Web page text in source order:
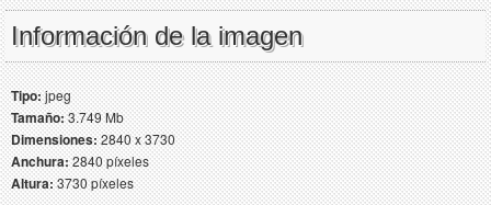
Información de la imagen
Tipo:jpeg
Tamaño:3.749 Mb
Dimensiones:2840 x 3730
Anchura:2840 píxeles
Altura:3730 píxeles